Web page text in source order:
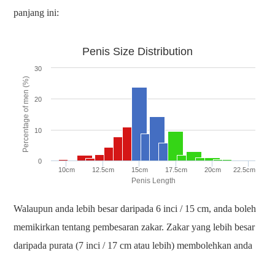
panjang ini:
Penis Length
Percentage of men (%)
Penis Size Distribution
10cm 12.5cm 15cm 17.5cm 20cm 22.5cm
0
10
20
30
Walaupun anda lebih besar daripada 6 inci / 15 cm, anda boleh
memikirkan tentang pembesaran zakar. Zakar yang lebih besar
daripada purata (7 inci / 17 cm atau lebih) membolehkan anda